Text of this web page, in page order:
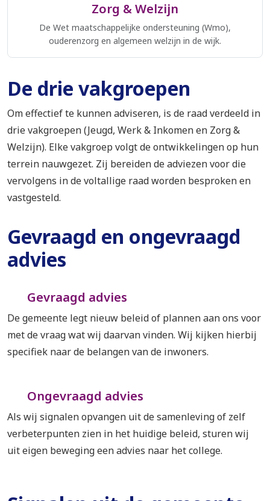
Zorg & Welzijn
De Wet maatschappelijke ondersteuning (Wmo),
ouderenzorg en algemeen welzijn in de wijk.
De drie vakgroepen
Om effectief te kunnen adviseren, is de raad verdeeld in
drie vakgroepen (Jeugd, Werk & Inkomen en Zorg &
Welzijn). Elke vakgroep volgt de ontwikkelingen op hun
terrein nauwgezet. Zij bereiden de adviezen voor die
vervolgens in de voltallige raad worden besproken en
vastgesteld.
Gevraagd en ongevraagd
advies
Gevraagd advies
De gemeente legt nieuw beleid of plannen aan ons voor
met de vraag wat wij daarvan vinden. Wij kijken hierbij
specifiek naar de belangen van de inwoners.
Ongevraagd advies
Als wij signalen opvangen uit de samenleving of zelf
verbeterpunten zien in het huidige beleid, sturen wij
uit eigen beweging een advies naar het college.